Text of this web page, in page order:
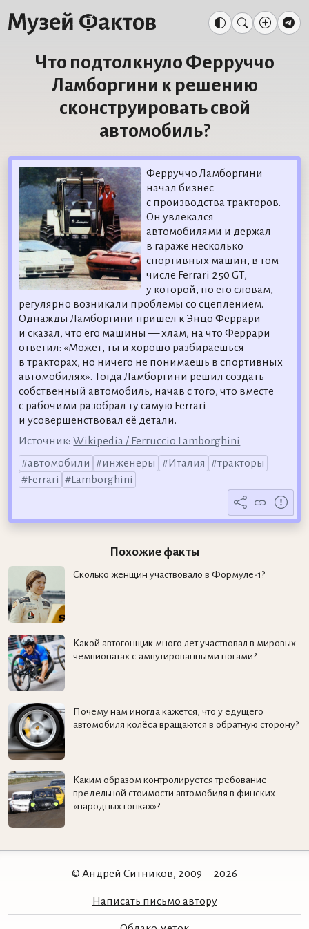
Что подтолкнуло Ферруччо
Ламборгини к решению
сконструировать свой
автомобиль?
Ферруччо Ламборгини
начал бизнес
с производства тракторов.
Он увлекался
автомобилями и держал
в гараже несколько
спортивных машин, в том
числе Ferrari 250 GT,
у которой, по его словам,
регулярно возникали проблемы со сцеплением.
Однажды Ламборгини пришёл к Энцо Феррари
и сказал, что его машины — хлам, на что Феррари
ответил: «Может, ты и хорошо разбираешься
в тракторах, но ничего не понимаешь в спортивных
автомобилях». Тогда Ламборгини решил создать
собственный автомобиль, начав с того, что вместе
с рабочими разобрал ту самую Ferrari
и усовершенствовал её детали.
Источник: Wikipedia / Ferruccio Lamborghini
автомобили
инженеры Италия
тракторы
Ferrari
Lamborghini
Похожие факты
Сколько женщин участвовало в Формуле-1?
Какой автогонщик много лет участвовал в мировых
чемпионатах с ампутированными ногами?
Почему нам иногда кажется, что у едущего
автомобиля колёса вращаются в обратную сторону?
Каким образом контролируется требование
предельной стоимости автомобиля в финских
«народных гонках»?
© Андрей Ситников, 2009—2026
Написать письмо автору